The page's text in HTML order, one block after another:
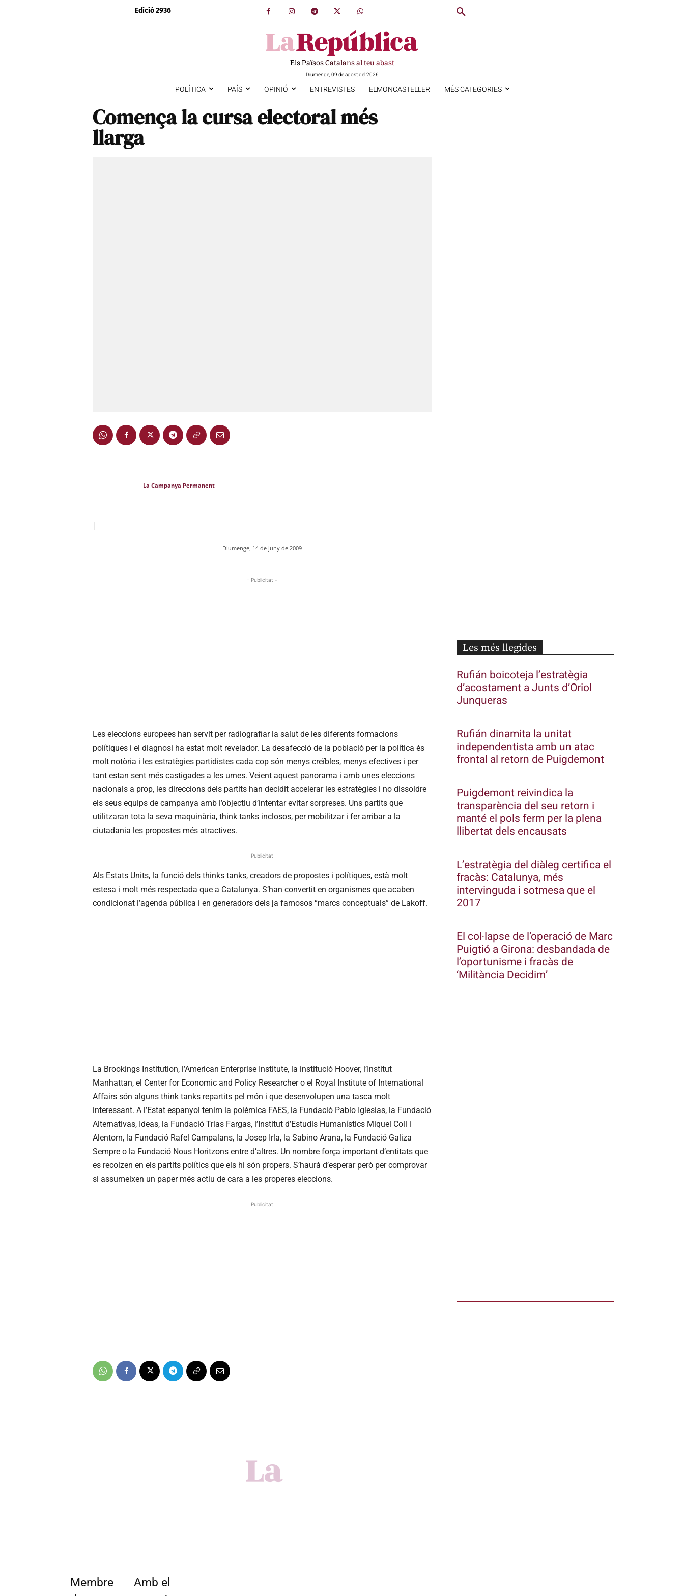
Edició 2936
Els Països Catalans al teu abast
Diumenge, 09 de agost del 2026
POLÍTICA PAÍS OPINIÓ ENTREVISTES ELMONCASTELLER MÉS CATEGORIES
Comença la cursa electoral més
llarga
La Campanya Permanent
|
Diumenge, 14 de juny de 2009
- Publicitat -
Les eleccions europees han servit per radiografiar la salut de les diferents formacions
polítiques i el diagnosi ha estat molt revelador. La desafecció de la població per la política és
molt notòria i les estratègies partidistes cada cop són menys creïbles, menys efectives i per
tant estan sent més castigades a les urnes. Veient aquest panorama i amb unes eleccions
nacionals a prop, les direccions dels partits han decidit accelerar les estratègies i no dissoldre
els seus equips de campanya amb l’objectiu d’intentar evitar sorpreses. Uns partits que
utilitzaran tota la seva maquinària, think tanks inclosos, per mobilitzar i fer arribar a la
ciutadania les propostes més atractives.
Publicitat
Als Estats Units, la funció dels thinks tanks, creadors de propostes i polítiques, està molt
estesa i molt més respectada que a Catalunya. S’han convertit en organismes que acaben
condicionat l’agenda pública i en generadors dels ja famosos “marcs conceptuals” de Lakoff.
La Brookings Institution, l’American Enterprise Institute, la institució Hoover, l’Institut
Manhattan, el Center for Economic and Policy Researcher o el Royal Institute of International
Affairs són alguns think tanks repartits pel món i que desenvolupen una tasca molt
interessant. A l’Estat espanyol tenim la polèmica FAES, la Fundació Pablo Iglesias, la Fundació
Alternativas, Ideas, la Fundació Trias Fargas, l’Institut d’Estudis Humanístics Miquel Coll i
Alentorn, la Fundació Rafel Campalans, la Josep Irla, la Sabino Arana, la Fundació Galiza
Sempre o la Fundació Nous Horitzons entre d’altres. Un nombre força important d’entitats que
es recolzen en els partits polítics que els hi són propers. S’haurà d’esperar però per comprovar
si assumeixen un paper més actiu de cara a les properes eleccions.
Publicitat
Les més llegides
Rufián boicoteja l’estratègia
d’acostament a Junts d’Oriol
Junqueras
Rufián dinamita la unitat
independentista amb un atac
frontal al retorn de Puigdemont
Puigdemont reivindica la
transparència del seu retorn i
manté el pols ferm per la plena
llibertat dels encausats
L’estratègia del diàleg certifica el
fracàs: Catalunya, més
intervinguda i sotmesa que el
2017
El col·lapse de l’operació de Marc
Puigtió a Girona: desbandada de
l’oportunisme i fracàs de
‘Militància Decidim’
Membre
Amb el